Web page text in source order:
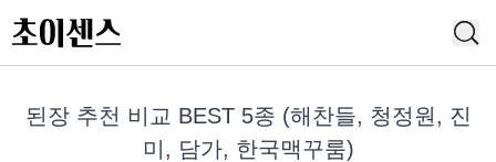
된장 추천 비교 BEST 5종 (해찬들, 청정원, 진
미, 담가, 한국맥꾸룸)